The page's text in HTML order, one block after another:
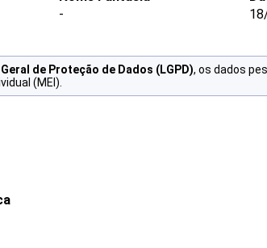
-
Geral de Proteção de Dados (LGPD), os dados
(MEI).